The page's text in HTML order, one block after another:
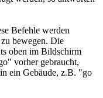
Befehle werden
bewegen. Die
oben im Bildschirm
vorher gebraucht,
ein Gebäude, z.B. "go